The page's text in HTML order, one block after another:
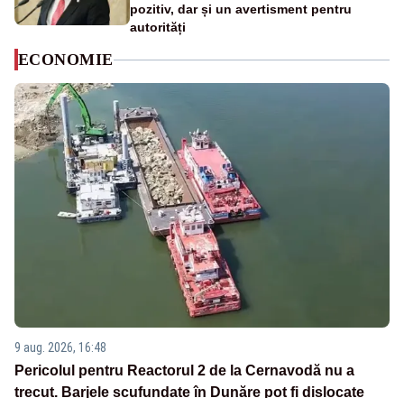
pozitiv, dar și un avertisment pentru
autorități
ECONOMIE
9 aug. 2026, 16:48
Pericolul pentru Reactorul 2 de la Cernavodă nu a
trecut. Barjele scufundate în Dunăre pot fi dislocate